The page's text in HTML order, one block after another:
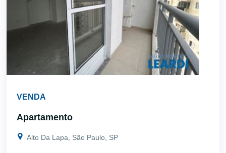
VENDA
Apartamento
Alto Da Lapa, São Paulo, SP